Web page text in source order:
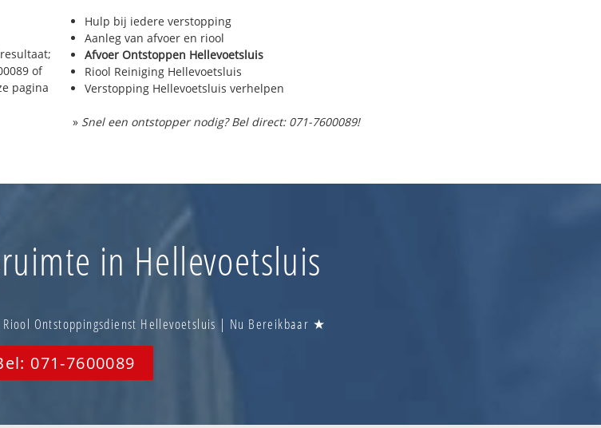
of
pagina
Hulp bij iedere verstopping
Aanleg van afvoer en riool
Afvoer Ontstoppen Hellevoetsluis
Riool Reiniging Hellevoetsluis
Verstopping Hellevoetsluis verhelpen
» Snel een ontstopper nodig? Bel direct: 071-7600089!
in Hellevoetsluis
Ontstoppingsdienst Hellevoetsluis | Nu Bereikbaar ★
071-7600089